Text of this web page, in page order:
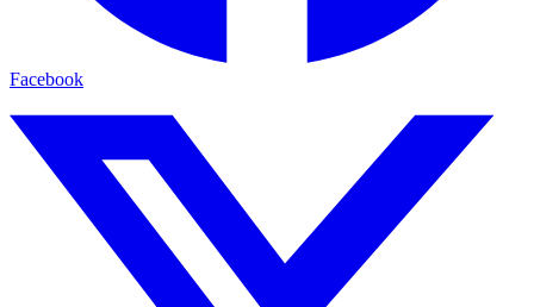
Facebook